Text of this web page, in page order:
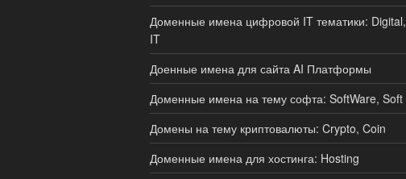
Доменные имена цифровой IT тематики: Digital,
IT
Доенные имена для сайта AI Платформы
Доменные имена на тему софта: SoftWare, Soft
Домены на тему криптовалюты: Crypto, Coin
Доменные имена для хостинга: Hosting